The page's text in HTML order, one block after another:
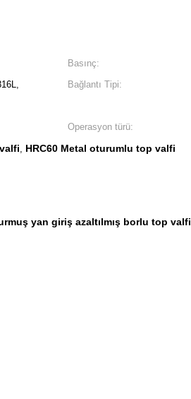
Basınç:
Bağlantı Tipi:
Operasyon türü:
, HRC60 Metal oturumlu top valfi
yan giriş azaltılmış borlu top valfi